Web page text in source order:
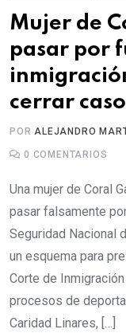
Mujer de
pasar por
cerrar
PORALEJANDRO
0 COMENTARIOS
Una mujer de Coral
pasar falsamente
Seguridad Nacional
un esquema para
Corte de
procesos de
Caridad Linares, […]